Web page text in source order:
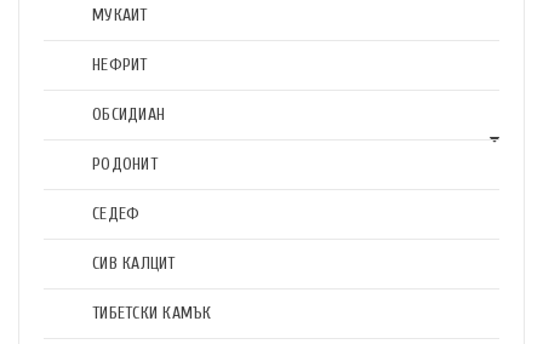
МУКАИТ
НЕФРИТ
ОБСИДИАН
РОДОНИТ
СЕДЕФ
СИВ КАЛЦИТ
ТИБЕТСКИ КАМЪК